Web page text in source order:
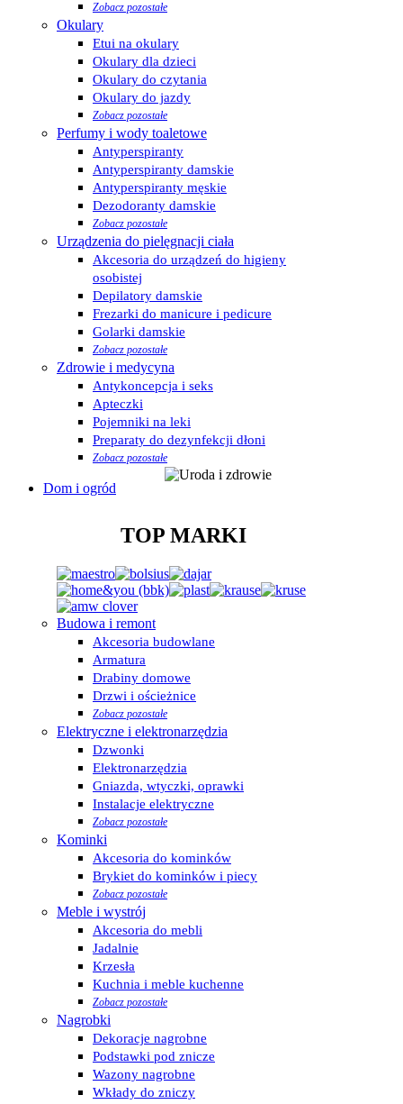
Zobacz pozostałe
Okulary
Etui na okulary
Okulary dla dzieci
Okulary do czytania
Okulary do jazdy
Zobacz pozostałe
Perfumy i wody toaletowe
Antyperspiranty
Antyperspiranty damskie
Antyperspiranty męskie
Dezodoranty damskie
Zobacz pozostałe
Urządzenia do pielęgnacji ciała
Akcesoria do urządzeń do higieny
osobistej
Depilatory damskie
Frezarki do manicure i pedicure
Golarki damskie
Zobacz pozostałe
Zdrowie i medycyna
Antykoncepcja i seks
Apteczki
Pojemniki na leki
Preparaty do dezynfekcji dłoni
Zobacz pozostałe
Dom i ogród
TOP MARKI
Budowa i remont
Akcesoria budowlane
Armatura
Drabiny domowe
Drzwi i ościeżnice
Zobacz pozostałe
Elektryczne i elektronarzędzia
Dzwonki
Elektronarzędzia
Gniazda, wtyczki, oprawki
Instalacje elektryczne
Zobacz pozostałe
Kominki
Akcesoria do kominków
Brykiet do kominków i piecy
Zobacz pozostałe
Meble i wystrój
Akcesoria do mebli
Jadalnie
Krzesła
Kuchnia i meble kuchenne
Zobacz pozostałe
Nagrobki
Dekoracje nagrobne
Podstawki pod znicze
Wazony nagrobne
Wkłady do zniczy